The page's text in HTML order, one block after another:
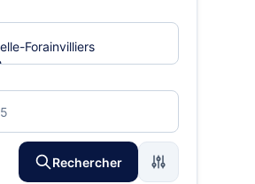
Rechercher